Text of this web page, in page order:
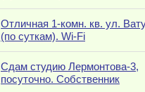
Отличная 1-комн. кв. ул.
(по суткам). Wi-Fi
Сдам студию Лермонтова-3,
посуточно. Собственник